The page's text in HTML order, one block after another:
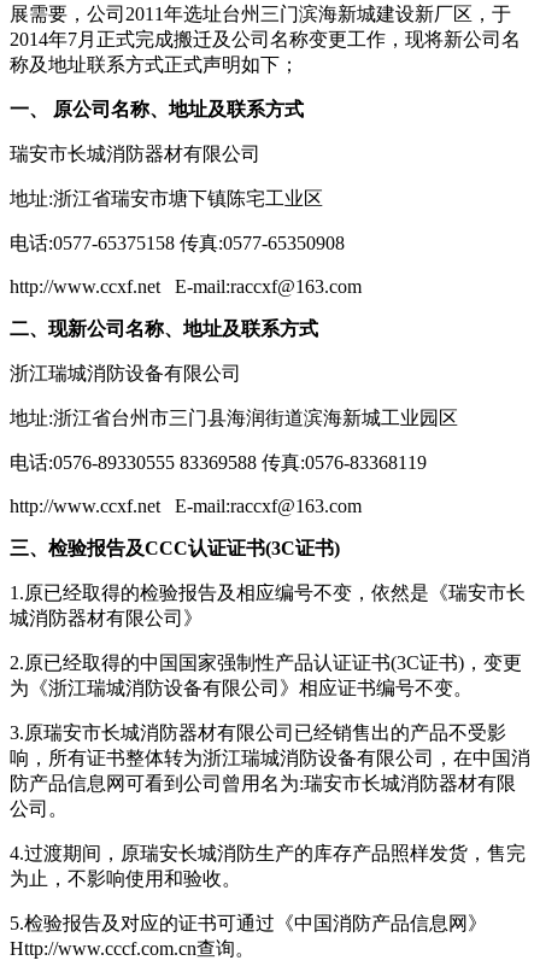
展需要，公司2011年选址台州三门滨海新城建设新厂区，于
2014年7月正式完成搬迁及公司名称变更工作，现将新公司名
称及地址联系方式正式声明如下；
一、 原公司名称、地址及联系方式
瑞安市长城消防器材有限公司
地址:浙江省瑞安市塘下镇陈宅工业区
电话:0577-65375158 传真:0577-65350908
http://www.ccxf.net E-mail:raccxf@163.com
二、现新公司名称、地址及联系方式
浙江瑞城消防设备有限公司
地址:浙江省台州市三门县海润街道滨海新城工业园区
电话:0576-89330555 83369588 传真:0576-83368119
http://www.ccxf.net E-mail:raccxf@163.com
三、检验报告及CCC认证证书(3C证书)
1.原已经取得的检验报告及相应编号不变，依然是《瑞安市长
城消防器材有限公司》
2.原已经取得的中国国家强制性产品认证证书(3C证书)，变更
为《浙江瑞城消防设备有限公司》相应证书编号不变。
3.原瑞安市长城消防器材有限公司已经销售出的产品不受影
响，所有证书整体转为浙江瑞城消防设备有限公司，在中国消
防产品信息网可看到公司曾用名为:瑞安市长城消防器材有限
公司。
4.过渡期间，原瑞安长城消防生产的库存产品照样发货，售完
为止，不影响使用和验收。
5.检验报告及对应的证书可通过《中国消防产品信息网》
Http://www.cccf.com.cn查询。